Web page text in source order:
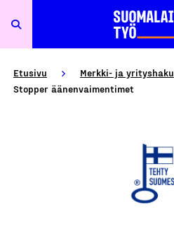
Etusivu Merkki- ja yrityshaku
Stopper äänenvaimentimet